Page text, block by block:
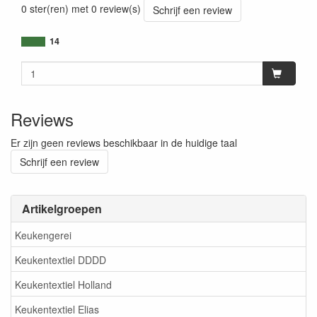
Artikelgroepen
Keukengerei
Keukentextiel DDDD
Keukentextiel Holland
Keukentextiel Elias
0 ster(ren) met 0 review(s)
Schrijf een review
14
Reviews
Er zijn geen reviews beschikbaar in de huidige taal
Schrijf een review